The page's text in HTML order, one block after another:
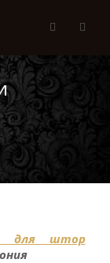
для штор